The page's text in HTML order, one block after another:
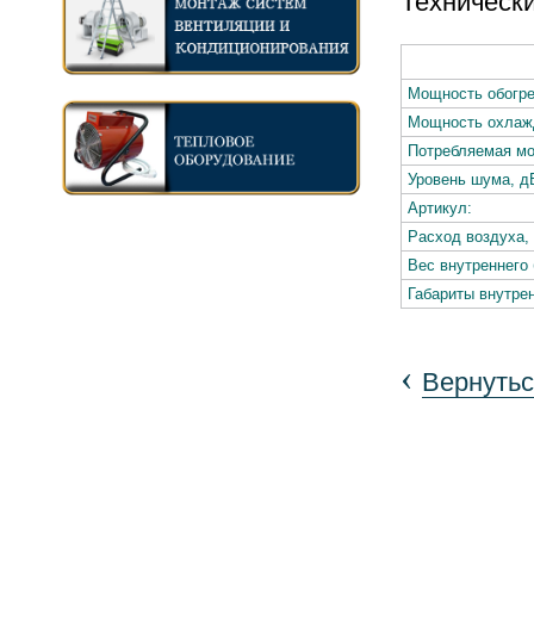
Мощность
Мощность
Потребляемая
Уровень шума,
Артикул:
Расход
Вес внутреннего
Габариты
‹